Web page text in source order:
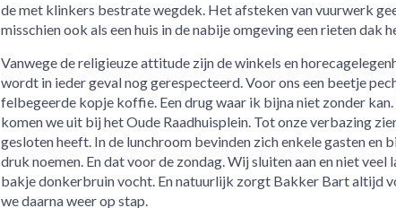
de met klinkers bestrate wegdek. Het afsteken van vuurwerk
misschien ook als een huis in de nabije omgeving een rieten dak
Vanwege de religieuze attitude zijn de winkels en
wordt in ieder geval nog gerespecteerd. Voor ons een beetje
felbegeerde kopje koffie. Een drug waar ik bijna niet zonder
komen we uit bij het Oude Raadhuisplein. Tot onze verbazing
gesloten heeft. In de lunchroom bevinden zich enkele gasten en
druk noemen. En dat voor de zondag. Wij sluiten aan en niet
bakje donkerbruin vocht. En natuurlijk zorgt Bakker Bart altijd
we daarna weer op stap.